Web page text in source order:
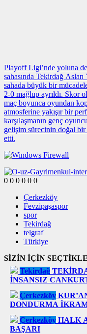
Playoff Ligi’nde yoluna
sahasında Tekirdağ Aslan
sahada büyük bir
2-0 mağlup ayrıldı. Skor
maç boyunca oyundan
atmosferine yakışır bir
karşılaşmanın genç
gelişim sürecinin doğal
etti.
0 0 0 0 0 0
Çerkezköy
Fevzipaşaspor
spor
Tekirdağ
telgraf
Türkiye
SİZİN İÇİN
Tekirdağ
İNSANSIZ
Çerkezköy
DONDURMA
Çerkezköy HALK
BAŞARI